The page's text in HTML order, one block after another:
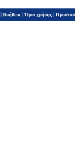
| Βοήθεια |Όροι χρήσης |